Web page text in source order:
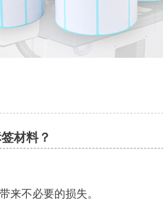
材料？
来不必要的损失。